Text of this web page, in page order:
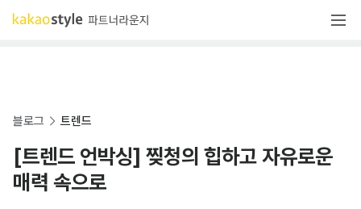
블로그 트렌드
[트렌드 언박싱] 찢청의 힙하고 자유로운
매력 속으로